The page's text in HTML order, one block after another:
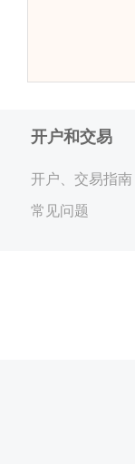
开户和交易
开户、交易指南
常见问题